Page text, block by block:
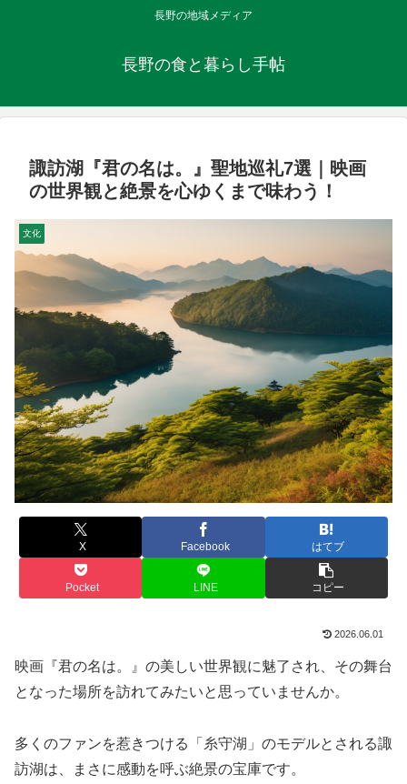
長野の地域メディア
長野の食と暮らし手帖
諏訪湖『君の名は。』聖地巡礼7選｜映画
の世界観と絶景を心ゆくまで味わう！
文化
X Facebook はてブ
Pocket LINE コピー
2026.06.01
映画『君の名は。』の美しい世界観に魅了され、その舞台
となった場所を訪れてみたいと思っていませんか。
多くのファンを惹きつける「糸守湖」のモデルとされる諏
訪湖は、まさに感動を呼ぶ絶景の宝庫です。